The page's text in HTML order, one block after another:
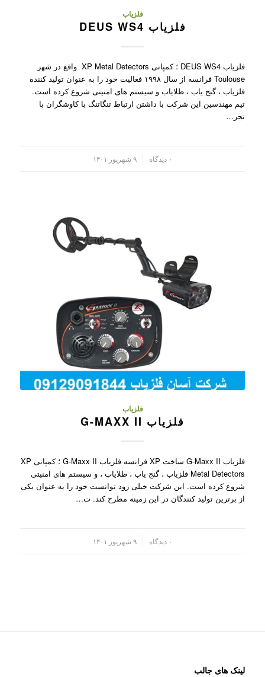
فلزیاب
فلزیاب DEUS WS4
فلزیاب DEUS WS4 ؛ کمپانی XP Metal Detectors واقع در شهر
Toulouse فرانسه از سال ۱۹۹۸ فعالیت خود را به عنوان تولید کننده
فلزیاب ، گنج یاب ، طلایاب و سیستم های امنیتی شروع کرده است.
تیم مهندسین این شرکت با داشتن ارتباط تنگاتنگ با کاوشگران با
تجر…
۰ دیدگاه ۹ شهریور ۱۴۰۱
فلزیاب
فلزیاب G-MAXX II
فلزیاب G-Maxx II ساخت XP فرانسه فلزیاب G-Maxx II ؛ کمپانی XP
Metal Detectors فلزیاب ، گنج یاب ، طلایاب ، و سیستم های امنیتی
شروع کرده است. این شرکت خیلی زود توانست خود را به عنوان یکی
از برترین تولید کنندگان در این زمینه مطرح کند. ت…
۰ دیدگاه ۹ شهریور ۱۴۰۱
لینک های جالب